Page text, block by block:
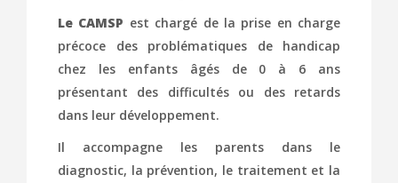
Le CAMSP est chargé de la prise en charge
précoce des problématiques de handicap
chez les enfants âgés de 0 à 6 ans
présentant des difficultés ou des retards
dans leur développement.
Il accompagne les parents dans le
diagnostic, la prévention, le traitement et la